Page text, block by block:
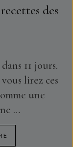
des
11 jours.
lirez ces
une
…